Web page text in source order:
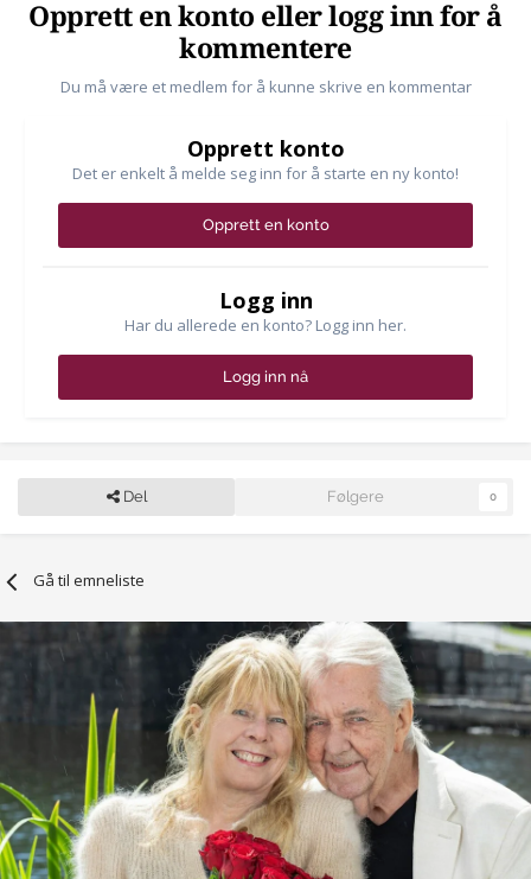
Opprett en konto eller logg inn for å
kommentere
Du må være et medlem for å kunne skrive en kommentar
Opprett konto
Det er enkelt å melde seg inn for å starte en ny konto!
Opprett en konto
Logg inn
Har du allerede en konto? Logg inn her.
Logg inn nå
Del Følgere 0
Gå til emneliste